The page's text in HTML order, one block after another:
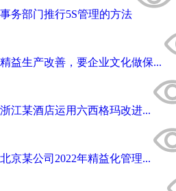
事务部门推行5S管理的方法
精益生产改善，要企业文化做保...
浙江某酒店运用六西格玛改进...
北京某公司2022年精益化管理...